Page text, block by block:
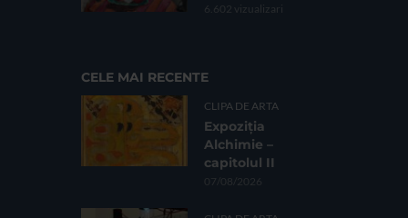
6.602 vizualizari
CELE MAI RECENTE
CLIPA DE ARTA
Expoziția
Alchimie –
capitolul II
07/08/2026